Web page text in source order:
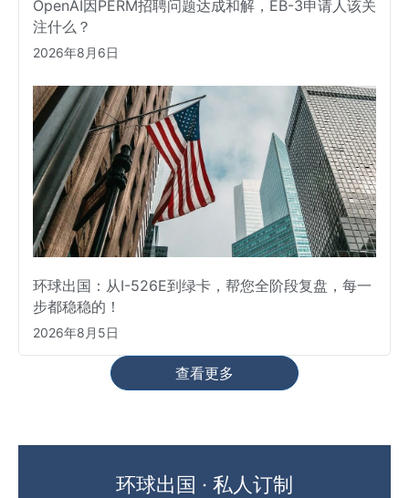
OpenAI因PERM招聘问题达成和解，EB-3申请人该关
注什么？
2026年8月6日
环球出国：从I-526E到绿卡，帮您全阶段复盘，每一
步都稳稳的！
2026年8月5日
查看更多
环球出国 · 私人订制